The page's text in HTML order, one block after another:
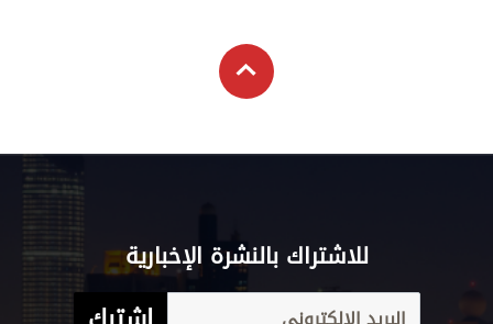
للاشتراك بالنشرة الإخبارية